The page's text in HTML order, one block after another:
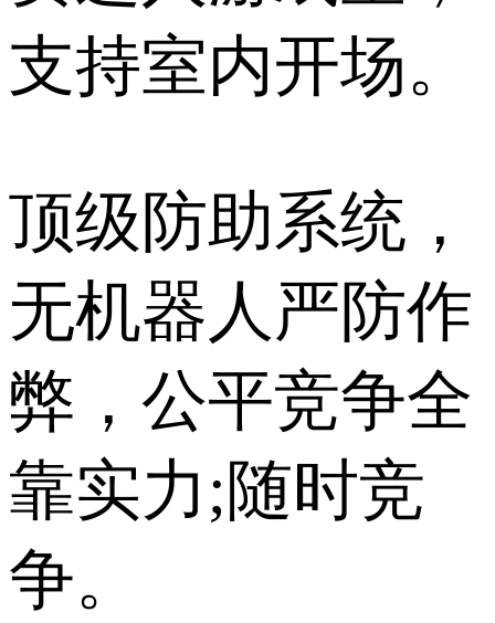
支持室内开场。
顶级防助系统，
无机器人严防作
弊，公平竞争全
靠实力;随时竞
争。